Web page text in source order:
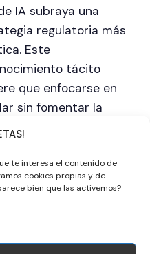
te interesa el contenido de
cookies propias y de
bien que las activemos?
IA subraya una
regulatoria más
Este
tácito
que enfocarse en
sin fomentar la
puede ser
europea.